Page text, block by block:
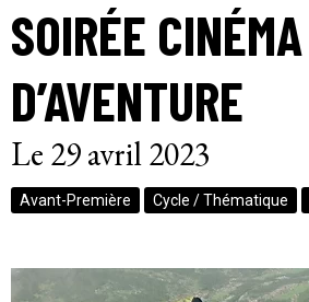
Les articles
SOIRÉE CINÉMA
D’AVENTURE
Le 29 avril 2023
Avant-Première Cycle / Thématique